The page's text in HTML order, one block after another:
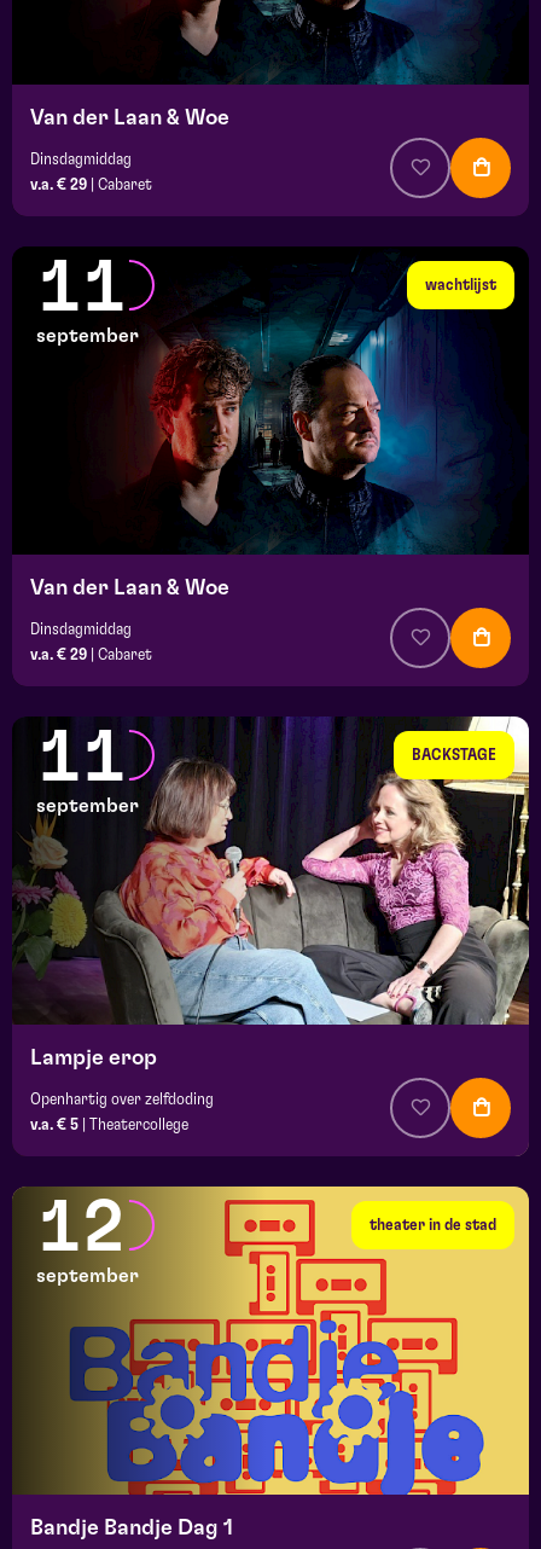
Van der Laan & Woe
Dinsdagmiddag
v.a. € 29
Cabaret
wachtlijst
11
september
Van der Laan & Woe
Dinsdagmiddag
v.a. € 29
Cabaret
BACKSTAGE
11
september
Lampje erop
Openhartig over zelfdoding
v.a. € 5
Theatercollege
theater in de stad
12
september
Bandje Bandje Dag 1